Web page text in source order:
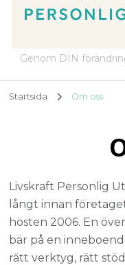
Genom DIN
Startsida Om oss
Livskraft Personlig
långt innan
hösten 2006. En
bär på en
rätt verktyg, rätt